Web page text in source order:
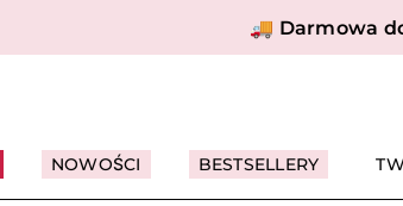
🚚 Darmowa
NOWOŚCI BESTSELLERY